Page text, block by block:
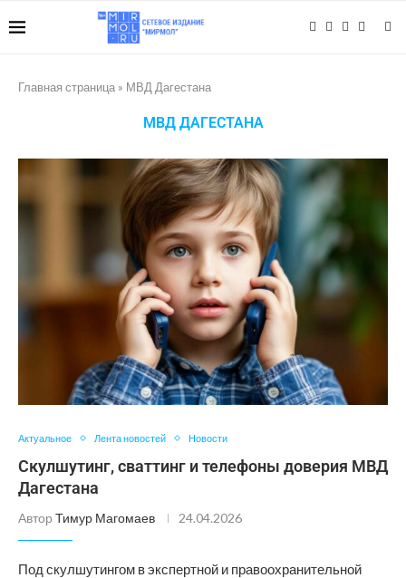
Главная страница » МВД Дагестана
МВД ДАГЕСТАНА
Актуальное Лента новостей Новости
Скулшутинг, сваттинг и телефоны доверия МВД
Дагестана
Автор Тимур Магомаев 24.04.2026
Под скулшутингом в экспертной и правоохранительной